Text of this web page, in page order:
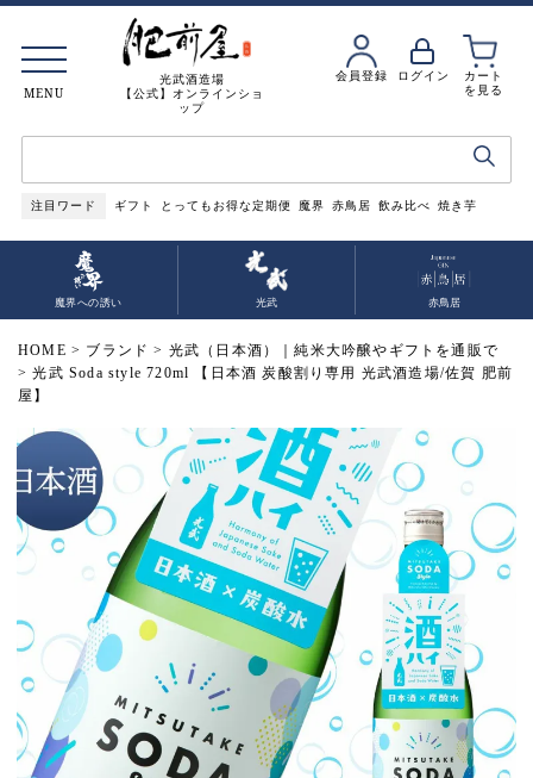
光武酒造場
【公式】オンラインショ
ップ
会員登録 ログイン
カート
を見る
注目ワード ギフト とってもお得な定期便 魔界 赤鳥居 飲み比べ 焼き芋
MENU
魔界への誘い 光武 赤鳥居
HOME ブランド
光武（日本酒）｜純米大吟醸やギフトを通販で
光武 Soda style 720ml 【日本酒 炭酸割り専用 光武酒造場/佐賀 肥前
屋】